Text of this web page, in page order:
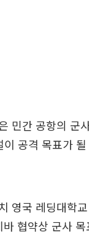
민간 공항의 군
공격 목표가
영국 레딩대학
협약상 군사